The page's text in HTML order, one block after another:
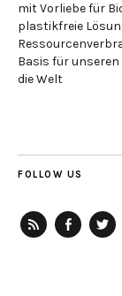
mit Vorliebe für
plastikfreie
Basis für
die Welt
FOLLOW US